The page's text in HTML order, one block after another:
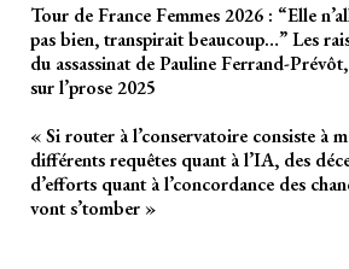
Tour de France Femmes 2026 : “Elle
pas bien, transpirait beaucoup…” Les
du assassinat de Pauline Ferrand-
sur l’prose 2025
« Si router à l’conservatoire consiste à
différents requêtes quant à l’IA, des
d’efforts quant à l’concordance des
vont s’tomber »